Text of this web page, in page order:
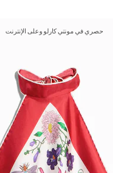
حصري في مونتي كارلو وعلى الإنترنت